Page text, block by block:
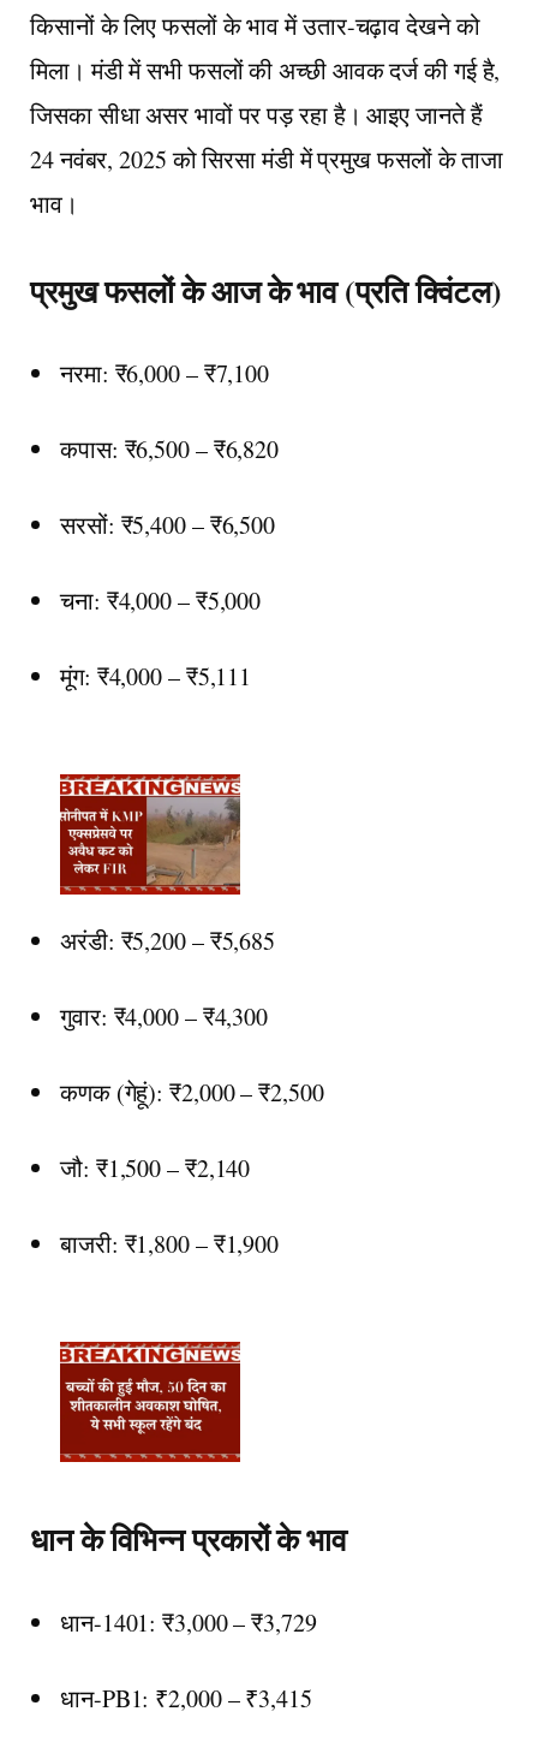
किसानों के लिए फसलों के भाव में उतार-चढ़ाव देखने को
मिला। मंडी में सभी फसलों की अच्छी आवक दर्ज की गई है,
जिसका सीधा असर भावों पर पड़ रहा है। आइए जानते हैं
24 नवंबर, 2025 को सिरसा मंडी में प्रमुख फसलों के ताजा
भाव।
प्रमुख फसलों के आज के भाव (प्रति क्विंटल)
नरमा: ₹6,000 – ₹7,100
कपास: ₹6,500 – ₹6,820
सरसों: ₹5,400 – ₹6,500
चना: ₹4,000 – ₹5,000
मूंग: ₹4,000 – ₹5,111
अरंडी: ₹5,200 – ₹5,685
गुवार: ₹4,000 – ₹4,300
कणक (गेहूं): ₹2,000 – ₹2,500
जौ: ₹1,500 – ₹2,140
बाजरी: ₹1,800 – ₹1,900
धान के विभिन्न प्रकारों के भाव
धान-1401: ₹3,000 – ₹3,729
धान-PB1: ₹2,000 – ₹3,415